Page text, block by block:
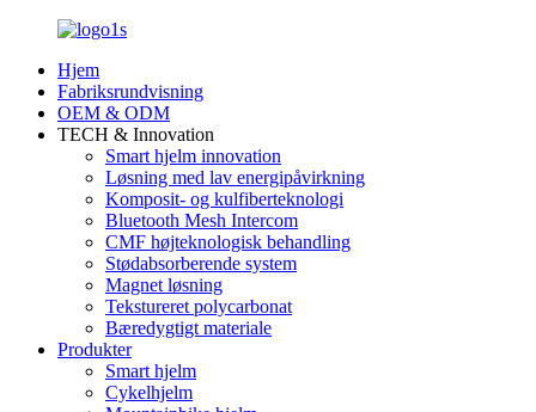
Hjem
Fabriksrundvisning
OEM & ODM
TECH & Innovation
Smart hjelm innovation
Løsning med lav energipåvirkning
Komposit- og kulfiberteknologi
Bluetooth Mesh Intercom
CMF højteknologisk behandling
Stødabsorberende system
Magnet løsning
Tekstureret polycarbonat
Bæredygtigt materiale
Produkter
Smart hjelm
Cykelhjelm